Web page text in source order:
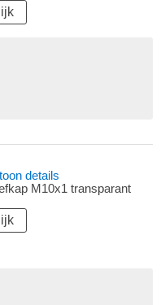
toon details
M10x1 transparant